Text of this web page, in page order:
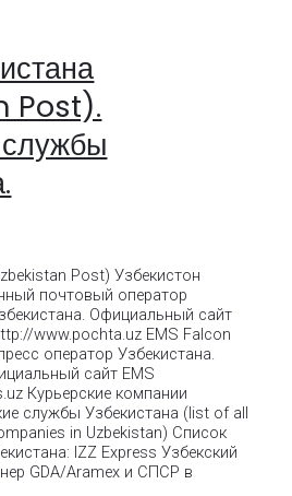
Post).
Post) Узбекистон
почтовый оператор
Официальный сайт
www.pochta.uz EMS Falcon
оператор Узбекистана.
сайт EMS
Курьерские компании
службы Узбекистана (list of all
in Uzbekistan) Список
IZZ Express Узбекский
GDA/Aramex и СПСР в